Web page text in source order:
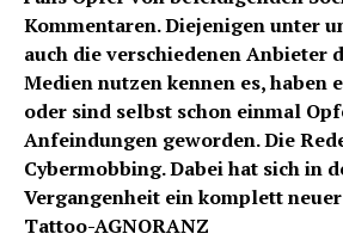
Kommentaren. Diejenigen unter
auch die verschiedenen Anbieter
Medien nutzen kennen es, haben
oder sind selbst schon einmal
Anfeindungen geworden. Die
Cybermobbing. Dabei hat sich in
Vergangenheit ein komplett
Tattoo-AGNORANZ